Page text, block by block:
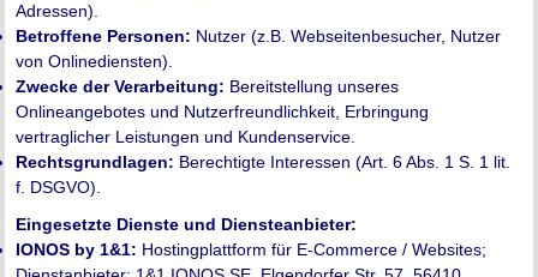
Adressen).
Betroffene Personen: Nutzer (z.B. Webseitenbesucher, Nutzer
von Onlinediensten).
Zwecke der Verarbeitung: Bereitstellung unseres
Onlineangebotes und Nutzerfreundlichkeit, Erbringung
vertraglicher Leistungen und Kundenservice.
Rechtsgrundlagen: Berechtigte Interessen (Art. 6 Abs. 1 S. 1 lit.
f. DSGVO).
Eingesetzte Dienste und Diensteanbieter:
IONOS by 1&1: Hostingplattform für E-Commerce / Websites;